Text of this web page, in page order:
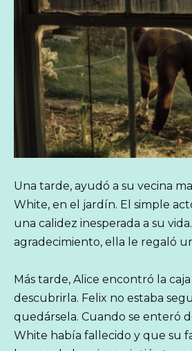
Una tarde, ayudó a su vecina
White, en el jardín. El simple
una calidez inesperada a su
agradecimiento, ella le regaló
Más tarde, Alice encontró la caja
descubrirla. Felix no estaba
quedársela. Cuando se enteró
White había fallecido y que su